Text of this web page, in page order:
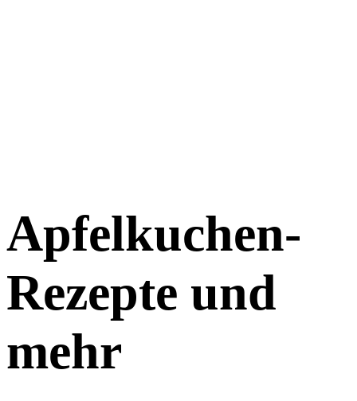
Apfelkuchen-
Rezepte und
mehr